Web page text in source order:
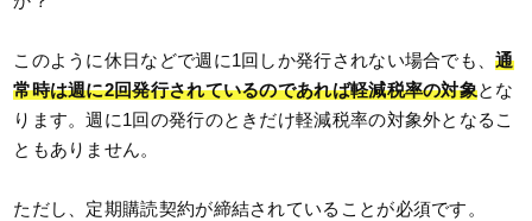
このように休日などで週に1回しか発行されない場合でも、通
常時は週に2回発行されているのであれば軽減税率の対象とな
ります。週に1回の発行のときだけ軽減税率の対象外となるこ
ともありません。
ただし、定期購読契約が締結されていることが必須です。